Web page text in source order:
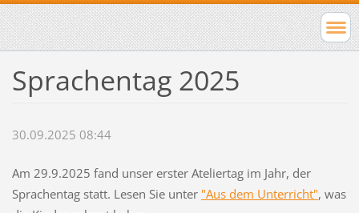
Sprachentag 2025
30.09.2025 08:44
Am 29.9.2025 fand unser erster Ateliertag im Jahr, der
Sprachentag statt. Lesen Sie unter "Aus dem Unterricht", was